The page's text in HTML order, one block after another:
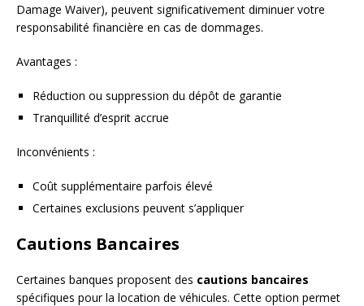
Damage Waiver), peuvent significativement diminuer votre
responsabilité financière en cas de dommages.
Avantages :
Réduction ou suppression du dépôt de garantie
Tranquillité d’esprit accrue
Inconvénients :
Coût supplémentaire parfois élevé
Certaines exclusions peuvent s’appliquer
Cautions Bancaires
Certaines banques proposent des cautions bancaires
spécifiques pour la location de véhicules. Cette option permet